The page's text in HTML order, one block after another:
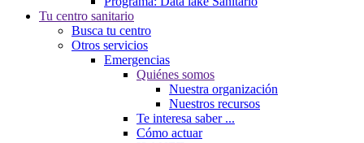
Tu centro sanitario
Busca tu centro
Otros servicios
Emergencias
Quiénes somos
Nuestra organización
Nuestros recursos
Te interesa saber ...
Cómo actuar